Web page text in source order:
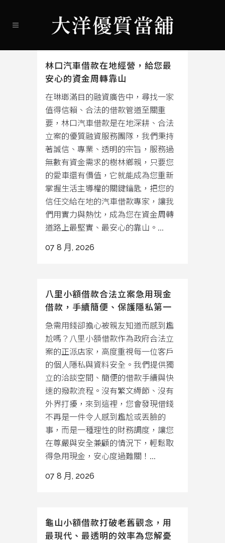
林口汽車借款在地經營，給您最
安心的資金周轉靠山
在琳瑯滿目的融資廣告中，尋找一家
值得信賴、合法的借款管道至關重
要，林口汽車借款是在地深耕、合法
立案的優質融資服務團隊，我們秉持
著誠信、專業、透明的宗旨，服務過
無數有資金需求的樹林鄉親，只要您
的愛車還有價值，它就能成為您重新
掌握生活主導權的關鍵鑰匙，把您的
信任交給在地的汽車借款專家，讓我
們用實力與熱忱，成為您在資金周轉
道路上最堅實、最安心的靠山。...
07 8 月, 2026
八里小額借款合法立案急用現金
借款，手續簡便、保護隱私第一
急需用錢卻擔心被親友知道而感到尷
尬嗎？八里小額借款作為政府合法立
案的正派店家，高度重視每一位客戶
的個人隱私與資料安全。我們提供獨
立的洽談空間、簡便的借款手續與快
速的撥款流程。沒有繁文縟節、沒有
外界打擾，來到這裡，您會發現借錢
不再是一件令人感到尷尬或丟臉的
事，而是一種理性的財務調度，讓您
在尊嚴與安全兼顧的情況下，輕鬆取
得急用現金，安心度過難關！...
07 8 月, 2026
龜山小額借款打破老舊觀念，用
最現代、最透明的效率為您解憂